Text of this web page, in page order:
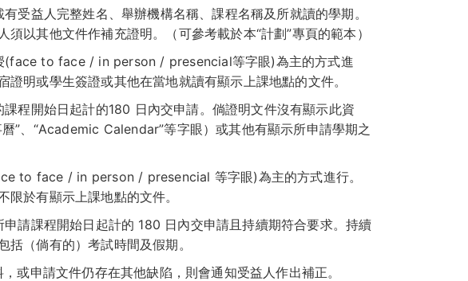
受益人完整姓名、舉辦機構名稱、課程名稱及所就讀的學期。
以其他文件作補充證明。（可參考載於本“計劃”專頁的範本）
(face to face / in person / presencial等字眼)為主的方式進
明或學生簽證或其他在當地就讀有顯示上課地點的文件。
程開始日起計的180 日內交申請。倘證明文件沒有顯示此資
”、“Academic Calendar”等字眼）或其他有顯示所申請學期之
to face / in person / presencial 等字眼)為主的方式進行。
於有顯示上課地點的文件。
請課程開始日起計的 180 日內交申請且持續期符合要求。持續
（倘有的）考試時間及假期。
或申請文件仍存在其他缺陷，則會通知受益人作出補正。